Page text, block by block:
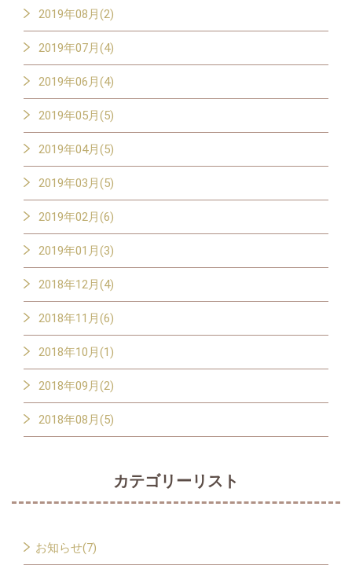
2019年08月(2)
2019年07月(4)
2019年06月(4)
2019年05月(5)
2019年04月(5)
2019年03月(5)
2019年02月(6)
2019年01月(3)
2018年12月(4)
2018年11月(6)
2018年10月(1)
2018年09月(2)
2018年08月(5)
カテゴリーリスト
お知らせ(7)